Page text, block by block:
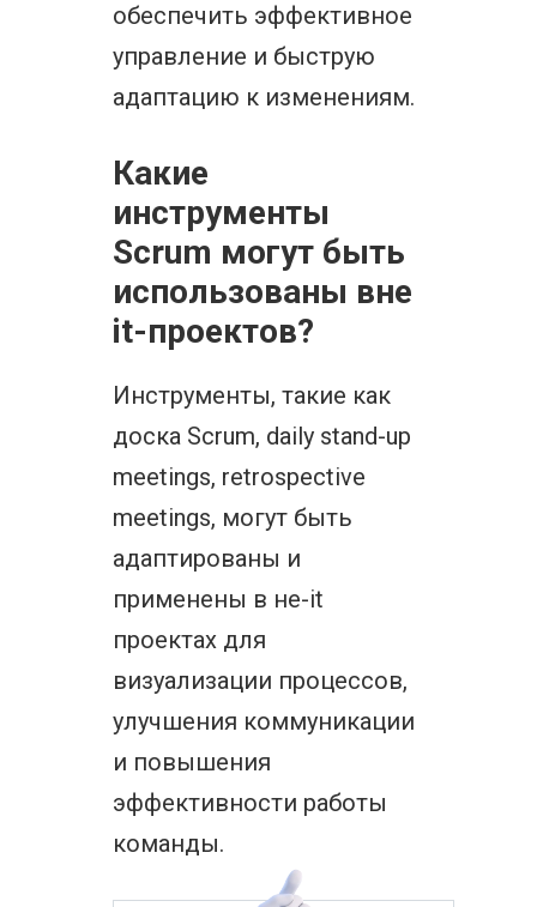
обеспечить эффективное
управление и быструю
адаптацию к изменениям.
Какие
инструменты
Scrum могут быть
использованы вне
it-проектов?
Инструменты, такие как
доска Scrum, daily stand-up
meetings, retrospective
meetings, могут быть
адаптированы и
применены в не-it
проектах для
визуализации процессов,
улучшения коммуникации
и повышения
эффективности работы
команды.